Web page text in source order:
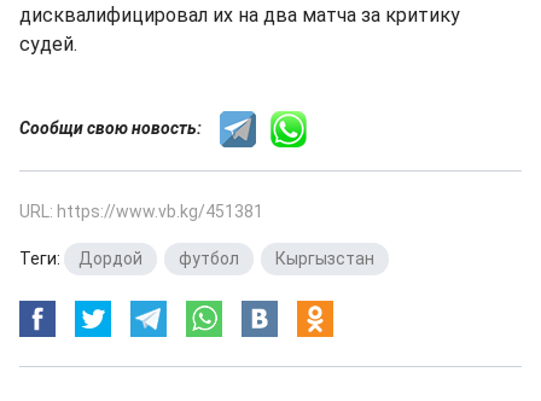
дисквалифицировал их на два матча за критику
судей.
Сообщи свою новость:
URL: https://www.vb.kg/451381
Теги: Дордой футбол Кыргызстан